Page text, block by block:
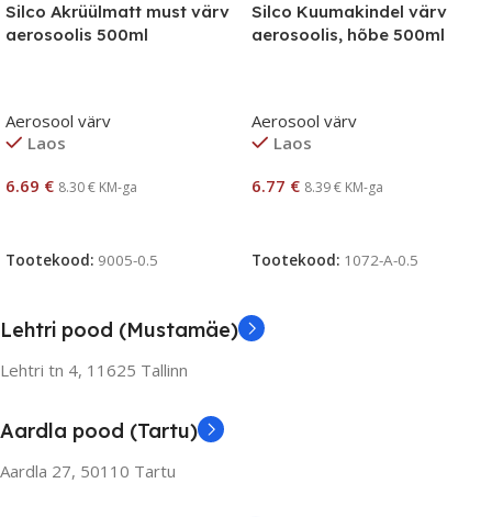
Silco Akrüülmatt must värv
aerosoolis 500ml
Aerosool värv
Laos
6.69 € 8.30€ KM-ga
Tootekood: 9005-0.5
Silco Kuumakindel värv
aerosoolis, hõbe 500ml
Aerosool värv
Laos
6.77 € 8.39€ KM-ga
Tootekood: 1072-A-0.5
Lehtri pood (Mustamäe)
Lehtri tn 4, 11625 Tallinn
Aardla pood (Tartu)
Aardla 27, 50110 Tartu